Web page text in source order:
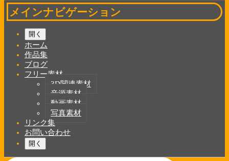
メインナビゲーション
開く
ホーム
作品集
ブログ
フリー素材
3D関連素材
音源素材
動画素材
写真素材
リンク集
お問い合わせ
開く